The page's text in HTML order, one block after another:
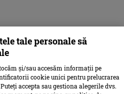
tale personale să
și/sau accesăm informații pe
cookie unici pentru prelucrarea
accepta sau gestiona alegerile dvs.